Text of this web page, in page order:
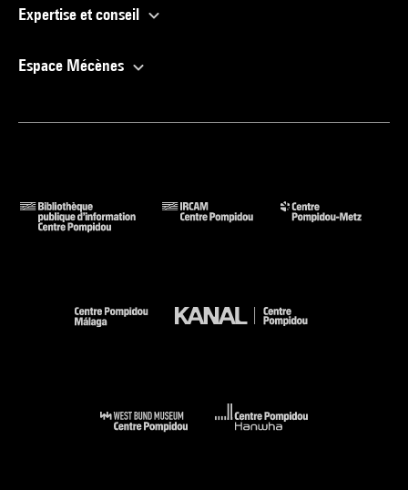
Expertise et conseil
Espace Mécènes